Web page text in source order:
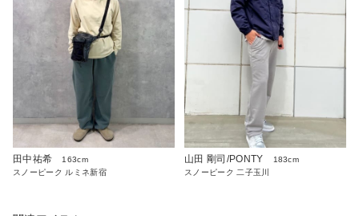
田中祐希
163cm
スノーピーク ルミネ新宿
山田 剛司/PONTY
183cm
スノーピーク 二子玉川